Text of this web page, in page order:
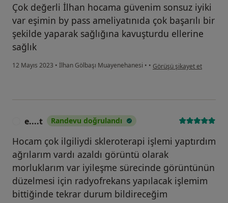
Çok değerli İlhan hocama güvenim sonsuz iyiki
var eşimin by pass ameliyatınıda çok başarılı bir
şekilde yaparak sağlığına kavuşturdu ellerine
sağlık
12 Mayıs 2023 • İlhan Gölbaşı Muayenehanesi • • kullanıcının görüşüne
Görüşü şikayet et
e....t Randevu doğrulandı
Hocam çok ilgiliydi skleroterapi işlemi yaptırdım
ağrılarım vardı azaldı görüntü olarak
morluklarım var iyileşme sürecinde görüntünün
düzelmesi için radyofrekans yapılacak işlemim
bittiğinde tekrar durum bildireceğim